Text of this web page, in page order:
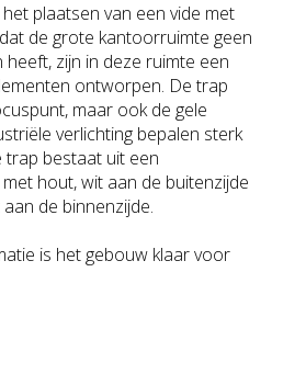
plaatsen van een vide met
de grote kantoorruimte geen
zijn in deze ruimte een
ontworpen. De trap
maar ook de gele
verlichting bepalen sterk
trap bestaat uit een
hout, wit aan de buitenzijde
de binnenzijde.
is het gebouw klaar voor